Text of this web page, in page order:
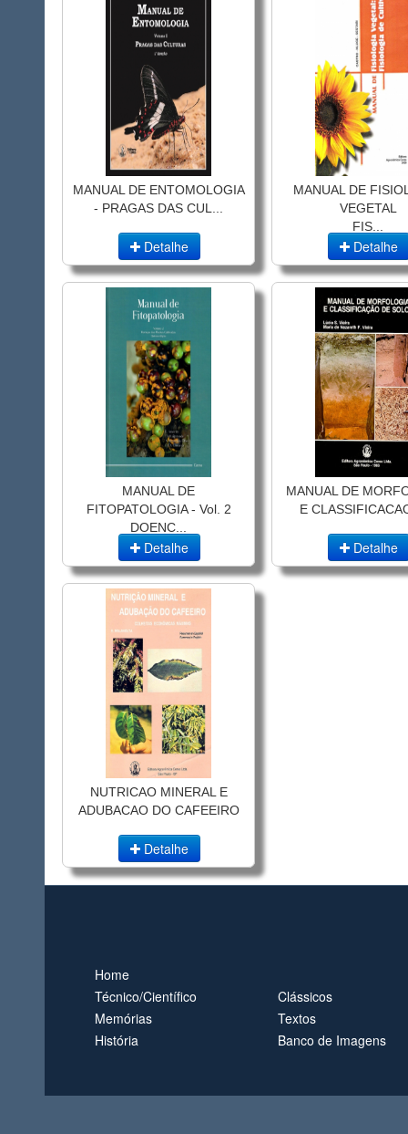
MANUAL DE ENTOMOLOGIA
- PRAGAS DAS CUL...
Detalhe
MANUAL DE
VEGETAL
FIS...
Detalhe
MANUAL DE
FITOPATOLOGIA - Vol. 2
DOENC...
Detalhe
MANUAL DE
E
Detalhe
NUTRICAO MINERAL E
ADUBACAO DO CAFEEIRO
Detalhe
Home
Técnico/Científico
Memórias
História
Clássicos
Textos
Banco de Imagens